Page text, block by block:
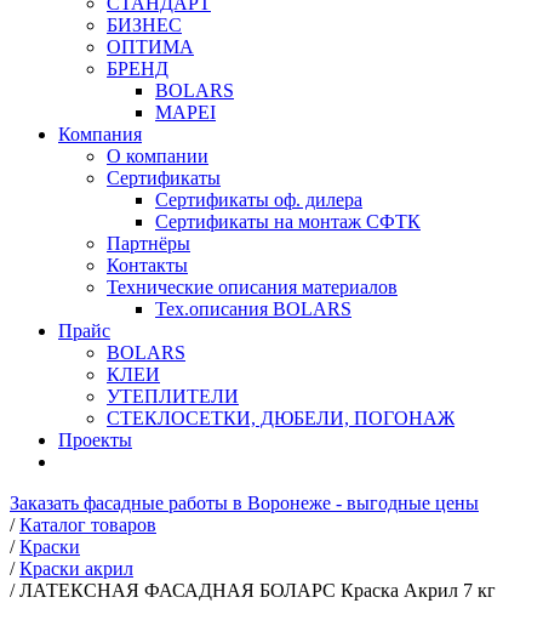
БИЗНЕС
ОПТИМА
БРЕНД
BOLARS
MAPEI
Компания
О компании
Сертификаты
Сертификаты оф. дилера
Сертификаты на монтаж СФТК
Партнёры
Контакты
Технические описания материалов
Тех.описания BOLARS
Прайс
BOLARS
КЛЕИ
УТЕПЛИТЕЛИ
СТЕКЛОСЕТКИ, ДЮБЕЛИ, ПОГОНАЖ
Проекты
Заказать фасадные работы в Воронеже - выгодные цены
/ Каталог товаров
/ Краски
/ Краски акрил
/ ЛАТЕКСНАЯ ФАСАДНАЯ БОЛАРС Краска Акрил 7 кг